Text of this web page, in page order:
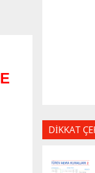
DİKKAT